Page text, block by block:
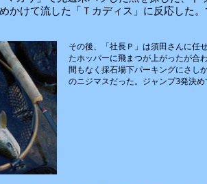
かけて流した「Ｔカディス」に反応した
その後、「社長Ｐ」は須田さんに任
たホッパーに飛まつが上がったが合
間もなく採石場下パーキングにさし
のニジマスだった。ジャンプ3発決